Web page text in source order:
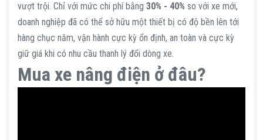
vượt trội. Chỉ với mức chi phí bằng 30% - 40% so với xe mới,
doanh nghiệp đã có thể sở hữu một thiết bị có độ bền lên tới
hàng chục năm, vận hành cực kỳ ổn định, an toàn và cực kỳ
giữ giá khi có nhu cầu thanh lý đổi dòng xe.
Mua xe nâng điện ở đâu?​